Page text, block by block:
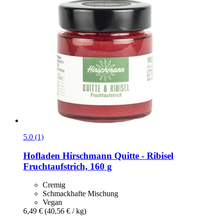
5.0 (1)
Hofladen Hirschmann Quitte -​ Ribisel
Fruchtaufstrich, 160 g
Cremig
Schmackhafte Mischung
Vegan
6,49 € (40,56 € / kg)